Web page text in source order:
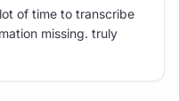
of time to transcribe
missing. truly